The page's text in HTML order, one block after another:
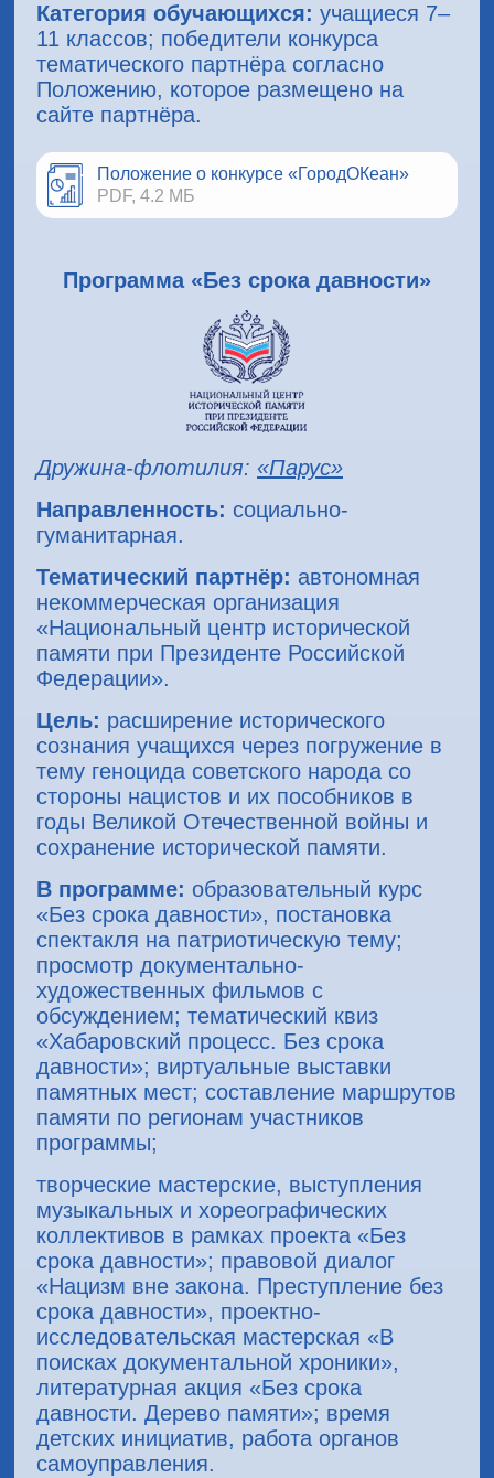
Категория обучающихся: учащиеся 7–
11 классов; победители конкурса
тематического партнёра согласно
Положению, которое размещено на
сайте партнёра.
Положение о конкурсе «ГородОКеан»
PDF, 4.2 МБ
Программа «Без срока давности»
Дружина-флотилия: «Парус»
Направленность: социально-
гуманитарная.
Тематический партнёр: автономная
некоммерческая организация
«Национальный центр исторической
памяти при Президенте Российской
Федерации».
Цель: расширение исторического
сознания учащихся через погружение в
тему геноцида советского народа со
стороны нацистов и их пособников в
годы Великой Отечественной войны и
сохранение исторической памяти.
В программе: образовательный курс
«Без срока давности», постановка
спектакля на патриотическую тему;
просмотр документально-
художественных фильмов с
обсуждением; тематический квиз
«Хабаровский процесс. Без срока
давности»; виртуальные выставки
памятных мест; составление маршрутов
памяти по регионам участников
программы;
творческие мастерские, выступления
музыкальных и хореографических
коллективов в рамках проекта «Без
срока давности»; правовой диалог
«Нацизм вне закона. Преступление без
срока давности», проектно-
исследовательская мастерская «В
поисках документальной хроники»,
литературная акция «Без срока
давности. Дерево памяти»; время
детских инициатив, работа органов
самоуправления.